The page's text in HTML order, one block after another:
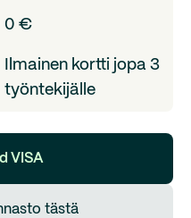
0 €
Ilmainen kortti jopa 3
työntekijälle
VISA
tästä